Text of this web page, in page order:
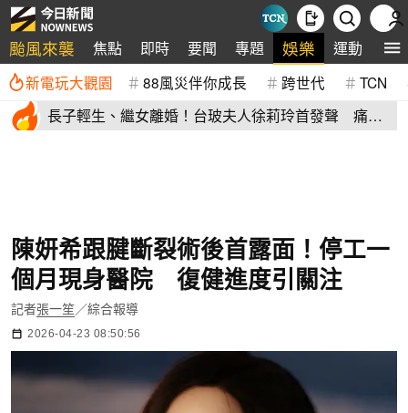
颱風來襲 焦點 即時 要聞 專題 娛樂 運動 全
新電玩大觀園 88風災伴你成長 跨世代 TCN
長子輕生、繼女離婚！台玻夫人徐莉玲首發聲 痛揭
陳妍希跟腱斷裂術後首露面！停工一
個月現身醫院 復健進度引關注
記者張一笙／綜合報導
2026-04-23 08:50:56